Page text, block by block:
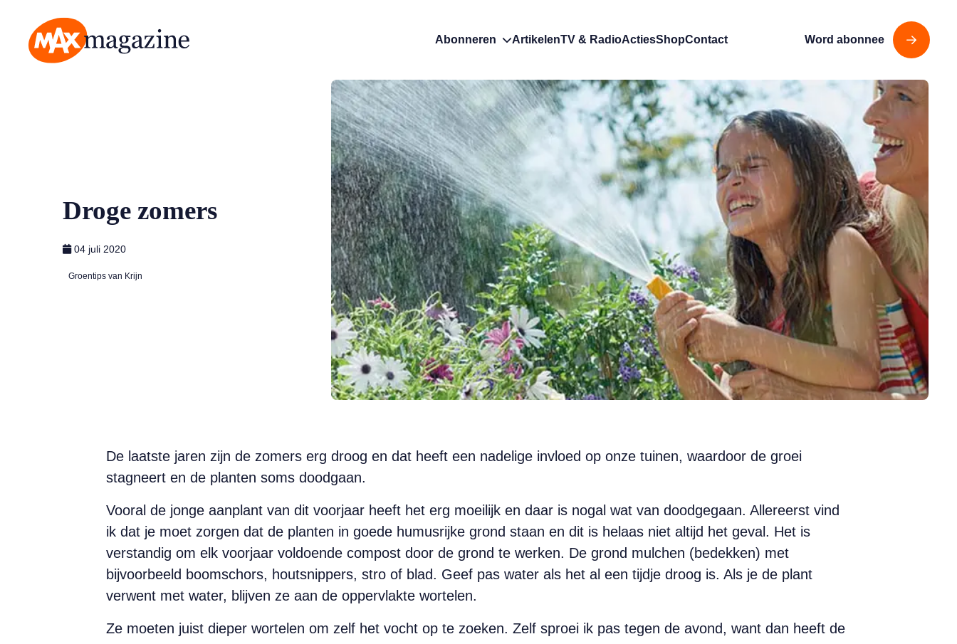
Abonneren ArtikelenTV & RadioActiesShopContact Word abonnee
Droge zomers
04 juli 2020
Groentips van Krijn
De laatste jaren zijn de zomers erg droog en dat heeft een nadelige invloed op onze tuinen, waardoor de groei
stagneert en de planten soms doodgaan.
Vooral de jonge aanplant van dit voorjaar heeft het erg moeilijk en daar is nogal wat van doodgegaan. Allereerst vind
ik dat je moet zorgen dat de planten in goede humusrijke grond staan en dit is helaas niet altijd het geval. Het is
verstandig om elk voorjaar voldoende compost door de grond te werken. De grond mulchen (bedekken) met
bijvoorbeeld boomschors, houtsnippers, stro of blad. Geef pas water als het al een tijdje droog is. Als je de plant
verwent met water, blijven ze aan de oppervlakte wortelen.
Ze moeten juist dieper wortelen om zelf het vocht op te zoeken. Zelf sproei ik pas tegen de avond, want dan heeft de